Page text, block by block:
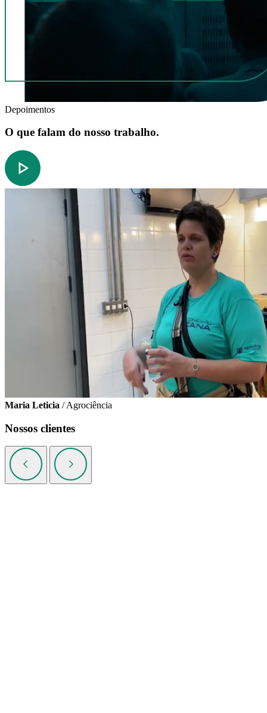
Depoimentos
O que falam do nosso trabalho.
Maria Leticia / Agrociência
Nossos clientes